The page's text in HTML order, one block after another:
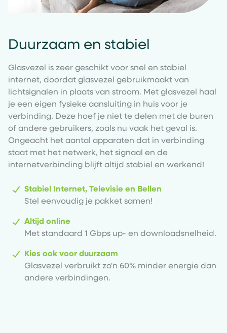
Duurzaam en stabiel
Glasvezel is zeer geschikt voor snel en stabiel
internet, doordat glasvezel gebruikmaakt van
lichtsignalen in plaats van stroom. Met glasvezel haal
je een eigen fysieke aansluiting in huis voor je
verbinding. Deze hoef je niet te delen met de buren
of andere gebruikers, zoals nu vaak het geval is.
Ongeacht het aantal apparaten dat in verbinding
staat met het netwerk, het signaal en de
internetverbinding blijft altijd stabiel en werkend!
Stabiel Internet, Televisie en Bellen
Stel eenvoudig je pakket samen!
Altijd online
Met standaard 1 Gbps up- en downloadsnelheid.
Kies ook voor duurzaam
Glasvezel verbruikt zo'n 60% minder energie dan
andere verbindingen.